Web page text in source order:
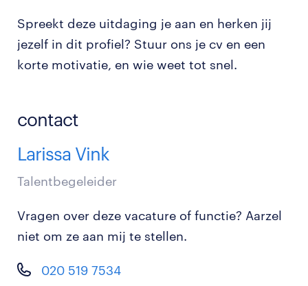
Spreekt deze uitdaging je aan en herken jij
jezelf in dit profiel? Stuur ons je cv en een
korte motivatie, en wie weet tot snel.
contact
Larissa Vink
Talentbegeleider
Vragen over deze vacature of functie? Aarzel
niet om ze aan mij te stellen.
020 519 7534